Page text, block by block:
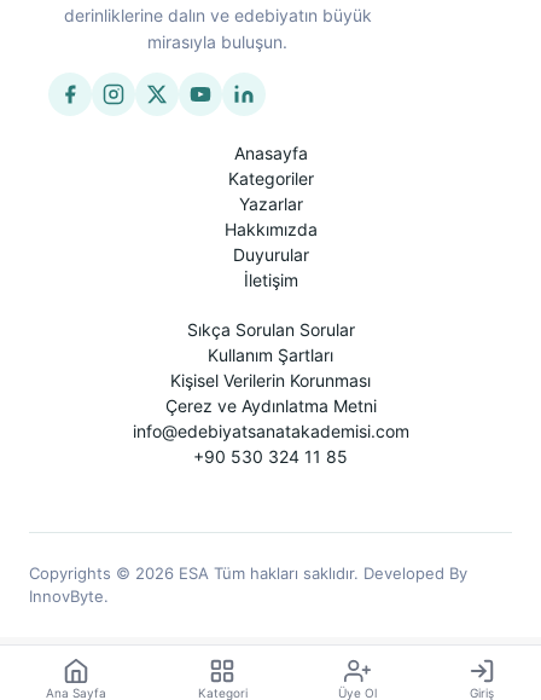
derinliklerine dalın ve edebiyatın büyük
mirasıyla buluşun.
Anasayfa
Kategoriler
Yazarlar
Hakkımızda
Duyurular
İletişim
Sıkça Sorulan Sorular
Kullanım Şartları
Kişisel Verilerin Korunması
Çerez ve Aydınlatma Metni
info@edebiyatsanatakademisi.com
+90 530 324 11 85
Copyrights © 2026 ESA Tüm hakları saklıdır. Developed By
InnovByte.
Ana Sayfa Kategori Üye Ol Giriş